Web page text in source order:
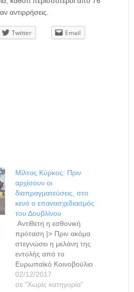
αντιρρήσεις.
Twitter Email
Μίλτος Κύρκος: Πριν
αρχίσουν οι
διαπραγματεύσεις, στο
κενό ο επανασχεδιασμός
του Δουβλίνου
Αντίθετη η εσθονική
πρόταση |> Πριν ακόμα
στεγνώσει η μελάνη της
εντολής από το
Ευρωπαϊκό Κοινοβούλιο
της έναρξης των
διαπραγματεύσεων με το
02/12/2017
σε "Χωρίς κατηγορία"